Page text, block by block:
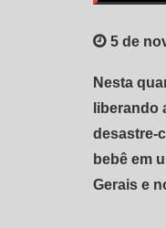
5 de
Nesta
liberando
desastre-
bebê em
Gerais e